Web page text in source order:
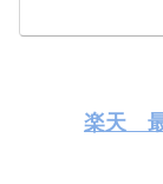
楽天 最